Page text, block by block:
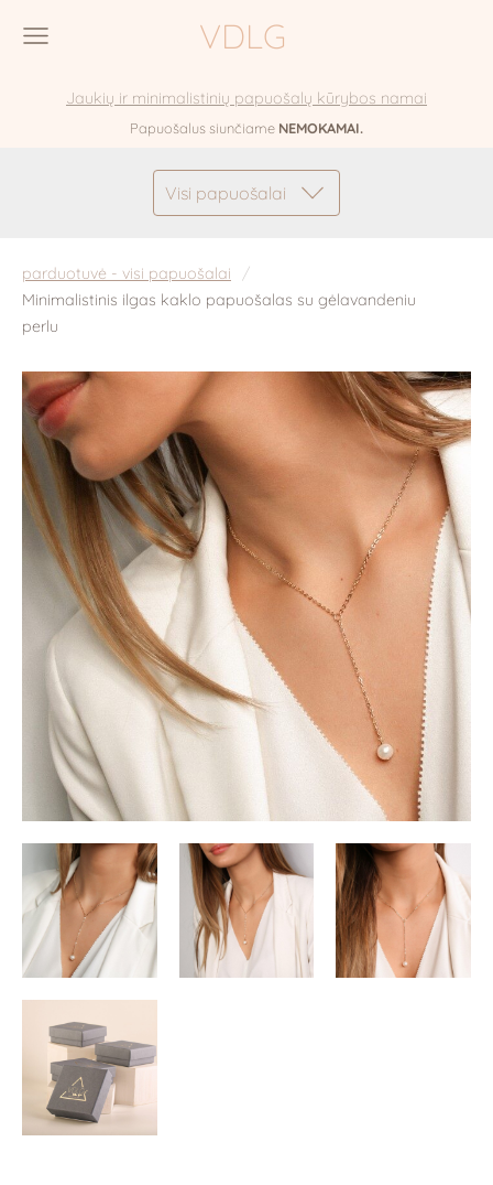
VDLG
Jaukių ir minimalistinių papuošalų kūrybos namai
Papuošalus siunčiame NEMOKAMAI.
Visi papuošalai
parduotuvė - visi papuošalai
Minimalistinis ilgas kaklo papuošalas su gėlavandeniu
perlu